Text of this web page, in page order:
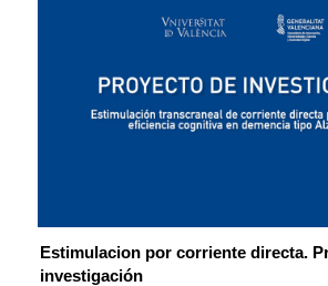
Estimulacion por corriente directa.
investigación